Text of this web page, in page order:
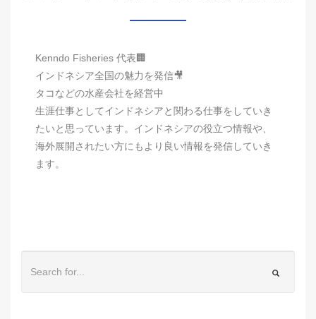
Kenndo Fisheries 代表🏢
インドネシア全国の魅力を発信🎥
タコなどの水産会社を経営中
生涯仕事としてインドネシアと関わる仕事をしていき
たいと思っています。インドネシアの役立つ情報や、
海外展開されたい方にもより良い情報を発信していき
ます。